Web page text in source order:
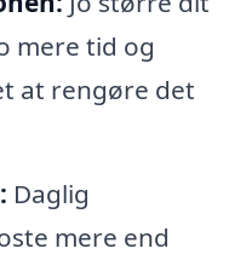
mere tid og
at rengøre det
Daglig
mere end